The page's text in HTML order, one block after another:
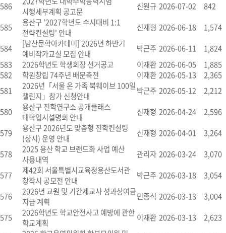
586
시행세부계획 공고문
신원규 2026-07-02
842
585
용산구 '2027학년도 수시대비 1:1
전략컨설팅' 안내
신재형 2026-06-18
1,574
584
[남산문학아카데미] 2026년 하반기
예비작가교실 모집 안내
박근주 2026-06-11
1,824
583
2026학년도 학생회장 선거공고 이재환 2026-06-05
1,885
582
학원창립 74주년 배문축전 이재환 2026-05-13
2,365
581
2026년「서울 온 가족 북웨이브 100일
챌린지」참가 신청안내
박근주 2026-05-12
2,212
580
용산구 진학연구소 공개클래스
대학입시설명회 안내
신재형 2026-04-24
2,596
579
용산구 2026년도 맞춤형 진학컨설팅
(상시) 운영 안내
신재형 2026-04-01
3,264
578
2025 용산 학교 브랜드화 사업 예산
사용내역
관리자 2026-03-24
3,070
577
제42회 서울특별시교육청용산도서관
창작시 공모전 안내
박근주 2026-03-18
3,054
576
2026년 교원 및 기간제교사 성과상여금
지급 계획
민종식 2026-03-13
3,004
575
2026학년도 학교안전사고 예방에 관한
학교계획
이재환 2026-03-13
2,623